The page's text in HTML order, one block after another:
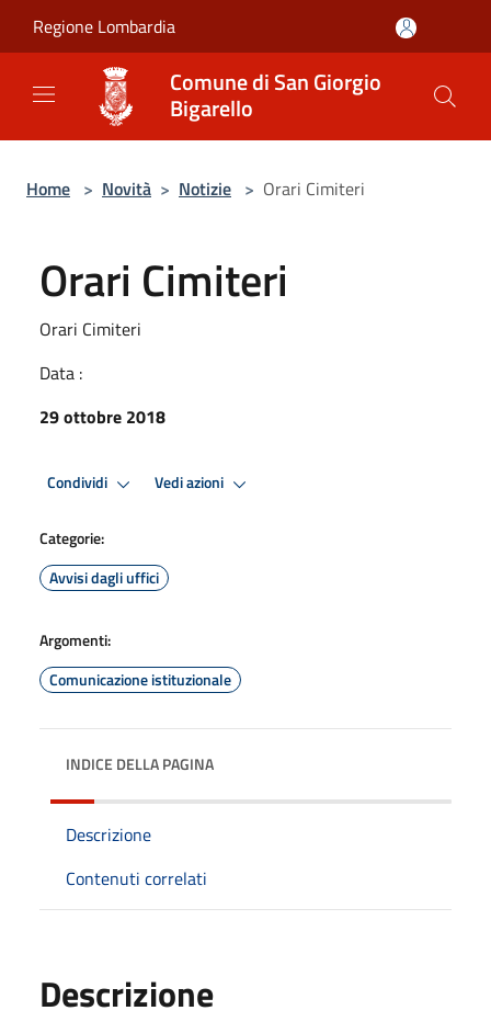
Regione Lombardia
Comune di San Giorgio
Bigarello
Home > Novità > Notizie > Orari Cimiteri
Orari Cimiteri
Orari Cimiteri
Data :
29 ottobre 2018
Condividi Vedi azioni
Categorie:
Avvisi dagli uffici
Argomenti:
Comunicazione istituzionale
INDICE DELLA PAGINA
Descrizione
Contenuti correlati
Descrizione